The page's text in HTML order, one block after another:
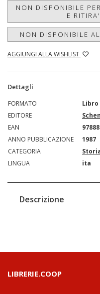
NON DISPONIBILE
E RITIRA'
NON DISPONIBILE
AGGIUNGI ALLA WISHLIST
Dettagli
FORMATO
Libro
EDITORE
EAN
ANNO PUBBLICAZIONE
1987
CATEGORIA
LINGUA
ita
Descrizione
LIBRERIE.COOP